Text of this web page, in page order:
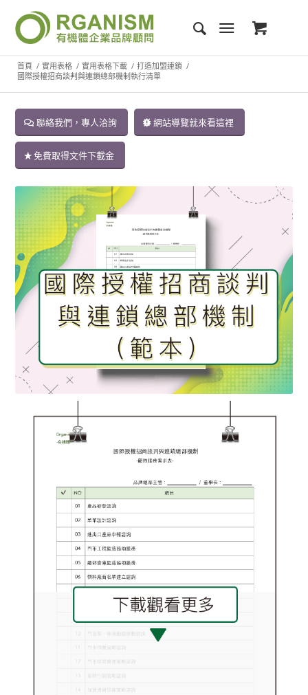
首頁 / 實用表格 / 實用表格下載 / 打造加盟連鎖 /
國際授權招商談判與連鎖總部機制執行清單
聯絡我們，專人洽詢 網站導覽就來看這裡
免費取得文件下載金